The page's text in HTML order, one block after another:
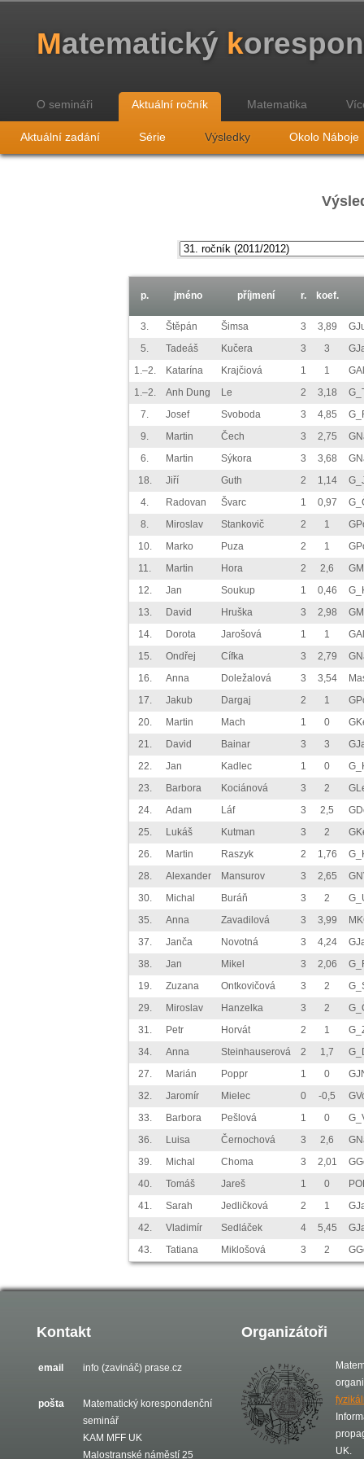
Matematický k
O semináři Aktuální ročník Matematika
Aktuální zadání Série Výsledky Okolo Náboje
p. jméno příjmení r. koef.
3. Štěpán Šimsa 3 3,89
5.
Tadeáš Kučera 3 3
1.–2.
Katarína Krajčiová 1 1
1.–2.
Anh Dung Le 2 3,18
7.
Josef Svoboda 3 4,85
9.
Martin Čech 3 2,75
6.
Martin Sýkora 3 3,68
18.
Jiří Guth 2 1,14
4.
Radovan Švarc 1 0,97
8.
Miroslav Stankovič 2 1
10.
Marko Puza 2 1
11.
Martin Hora 2 2,6
12.
Jan Soukup 1 0,46
13.
David Hruška 3 2,98
14.
Dorota Jarošová 1 1
15.
Ondřej Cífka 3 2,79
16.
Anna Doležalová 3 3,54
17.
Jakub Dargaj 2 1
20.
Martin Mach 1 0
21.
David Bainar 3 3
22.
Jan Kadlec 1 0
23.
Barbora Kociánová 3 2
24.
Adam Láf 3 2,5
25.
Lukáš Kutman 3 2
26.
Martin Raszyk 2 1,76
28.
Alexander Mansurov 3 2,65
30.
Michal Buráň 3 2
35.
Anna Zavadilová 3 3,99
37.
Janča Novotná 3 4,24
38.
Jan Mikel 3 2,06
19.
Zuzana Ontkovičová 3 2
29.
Miroslav Hanzelka 3 2
31.
Petr Horvát 2 1
34.
Anna Steinhauserová 2 1,7
27.
Marián Poppr 1 0
32.
Jaromír Mielec 0 -0,5
33.
Barbora Pešlová 1 0
36.
Luisa Černochová 3 2,6
39.
Michal Choma 3 2,01
40.
Tomáš Jareš 1 0
41.
Sarah Jedličková 2 1
42.
Vladimír Sedláček 4 5,45
43.
Tatiana Miklošová 3 2
Kontakt
email info (zavináč) prase.cz
pošta
Matematický korespondenční
seminář
KAM MFF UK
Malostranské náměstí 25
Organizátoři
UK.